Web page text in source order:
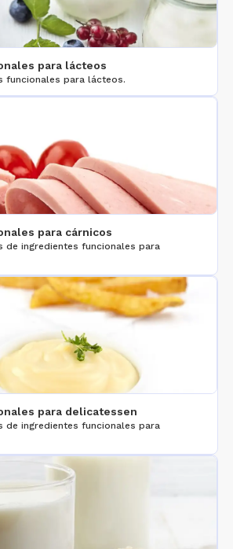
para lácteos
funcionales para lácteos.
para cárnicos
de ingredientes funcionales para
para delicatessen
de ingredientes funcionales para